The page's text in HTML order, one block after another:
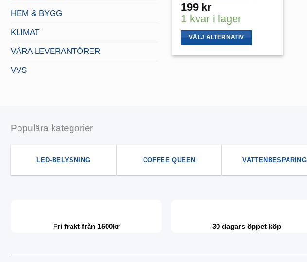
HEM & BYGG
KLIMAT
VÅRA LEVERANTÖRER
VVS
199 kr
1 kvar i lager
VÄLJ ALTERNATIV
på
Populära kategorier
LED-BELYSNING COFFEE QUEEN VATTENBESPARING
Fri frakt från 1500kr 30 dagars öppet köp